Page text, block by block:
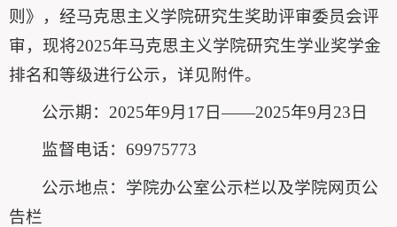
则》，经马克思主义学院研究生奖助评审委员会评
审，现将2025年马克思主义学院研究生学业奖学金
排名和等级进行公示，详见附件。
公示期：2025年9月17日——2025年9月23日
监督电话：69975773
公示地点：学院办公室公示栏以及学院网页公
告栏